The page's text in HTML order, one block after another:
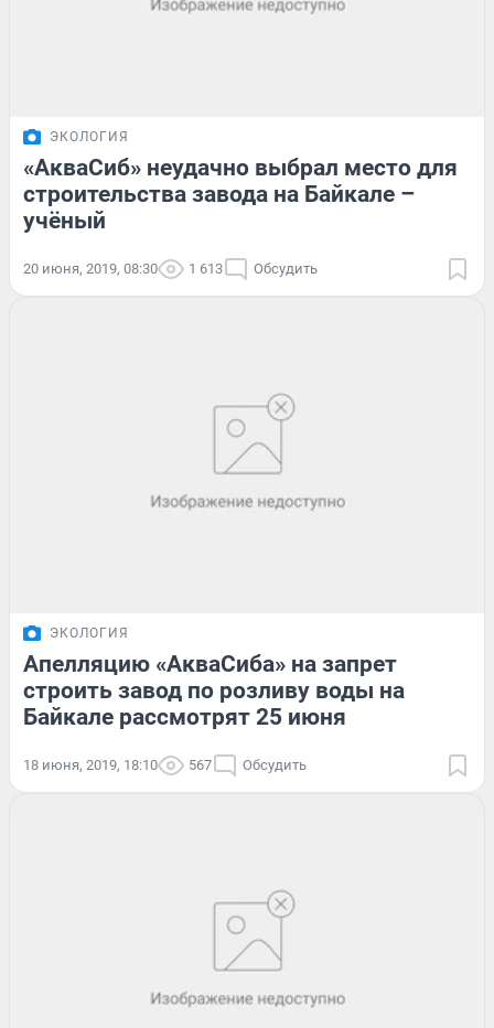
ЭКОЛОГИЯ
«АкваСиб» неудачно выбрал место для
строительства завода на Байкале –
учёный
20 июня, 2019, 08:30 1 613 Обсудить
ЭКОЛОГИЯ
Апелляцию «АкваСиба» на запрет
строить завод по розливу воды на
Байкале рассмотрят 25 июня
18 июня, 2019, 18:10 567 Обсудить